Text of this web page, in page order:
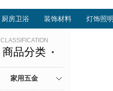
厨房卫浴 装饰材料 灯饰照明
CLASSIFICATION
商品分类
家用五金